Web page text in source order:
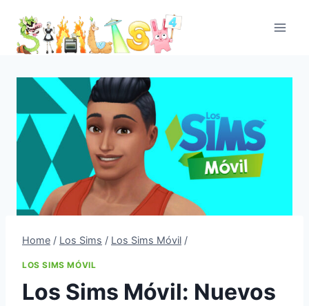
content
Home / Los Sims / Los Sims Móvil /
LOS SIMS MÓVIL
Los Sims Móvil: Nuevos